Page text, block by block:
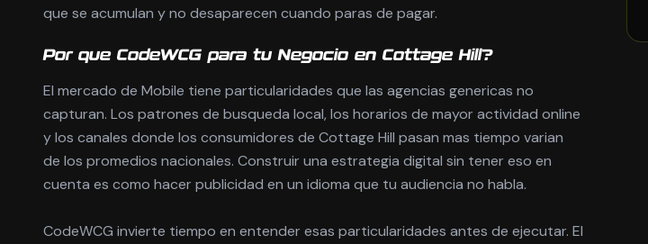
que se acumulan y no desaparecen cuando paras de pagar.
Por que CodeWCG para tu Negocio en Cottage Hill?
El mercado de Mobile tiene particularidades que las agencias genericas no
capturan. Los patrones de busqueda local, los horarios de mayor actividad online
y los canales donde los consumidores de Cottage Hill pasan mas tiempo varian
de los promedios nacionales. Construir una estrategia digital sin tener eso en
cuenta es como hacer publicidad en un idioma que tu audiencia no habla.
CodeWCG invierte tiempo en entender esas particularidades antes de ejecutar. El